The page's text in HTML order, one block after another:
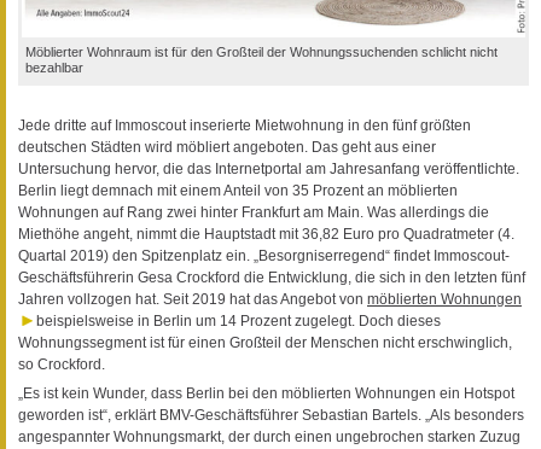
Möblierter Wohnraum ist für den Großteil der Wohnungssuchenden schlicht nicht
bezahlbar
Jede dritte auf Immoscout inserierte Mietwohnung in den fünf größten
deutschen Städten wird möbliert angeboten. Das geht aus einer
Untersuchung hervor, die das Internetportal am Jahresanfang veröffentlichte.
Berlin liegt demnach mit einem Anteil von 35 Prozent an möblierten
Wohnungen auf Rang zwei hinter Frankfurt am Main. Was allerdings die
Miethöhe angeht, nimmt die Hauptstadt mit 36,82 Euro pro Quadratmeter (4.
Quartal 2019) den Spitzenplatz ein. „Besorgniserregend“ findet Immoscout-
Geschäftsführerin Gesa Crockford die Entwicklung, die sich in den letzten fünf
Jahren vollzogen hat. Seit 2019 hat das Angebot von möblierten Wohnungen
beispielsweise in Berlin um 14 Prozent zugelegt. Doch dieses
Wohnungssegment ist für einen Großteil der Menschen nicht erschwinglich,
so Crockford.
„Es ist kein Wunder, dass Berlin bei den möblierten Wohnungen ein Hotspot
geworden ist“, erklärt BMV-Geschäftsführer Sebastian Bartels. „Als besonders
angespannter Wohnungsmarkt, der durch einen ungebrochen starken Zuzug